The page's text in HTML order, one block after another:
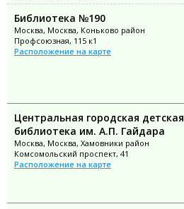
Библиотека №190
Москва, Москва, Коньково район
Профсоюзная, 115 к1
Расположение на карте
Центральная городская детская
библиотека им. А.П. Гайдара
Москва, Москва, Хамовники район
Комсомольский проспект, 41
Расположение на карте